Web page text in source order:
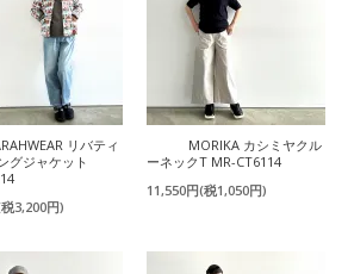
リバティ
グジャケット
3,200円)
MORIKA カシミヤクル
ーネックT MR-CT6114
11,550円(税1,050円)